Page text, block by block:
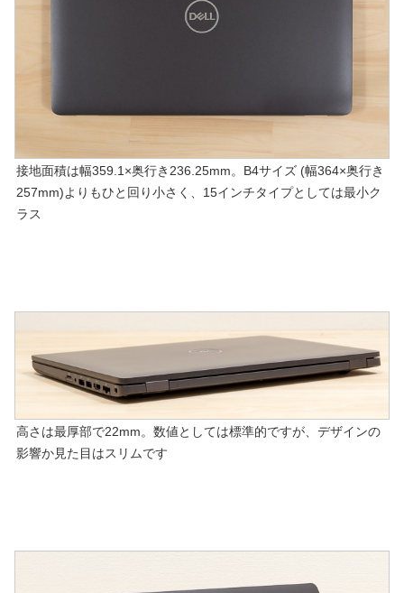
接地面積は幅359.1×奥行き236.25mm。B4サイズ (幅364×奥行き
257mm)よりもひと回り小さく、15インチタイプとしては最小ク
ラス
高さは最厚部で22mm。数値としては標準的ですが、デザインの
影響か見た目はスリムです